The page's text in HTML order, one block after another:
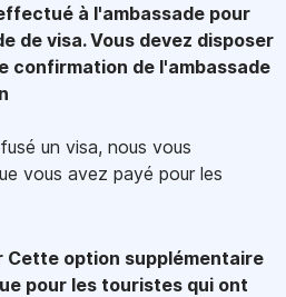
à l'ambassade pour
de visa. Vous devez disposer
confirmation de l'ambassade
un visa, nous vous
vous avez payé pour les
Cette option supplémentaire
pour les touristes qui ont